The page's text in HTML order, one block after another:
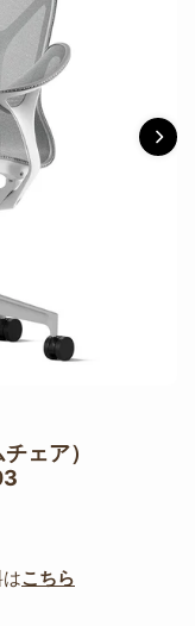
ェア）
こちら